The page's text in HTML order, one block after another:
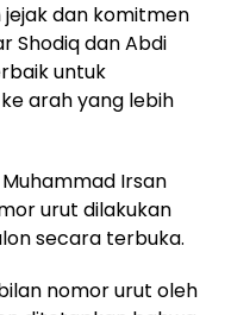
dan komitmen
Shodiq dan Abdi
untuk
arah yang lebih
Irsan
urut dilakukan
secara terbuka.
nomor urut oleh